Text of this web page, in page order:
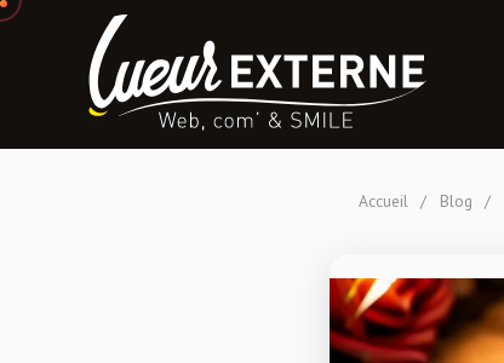
Accueil / Blog /